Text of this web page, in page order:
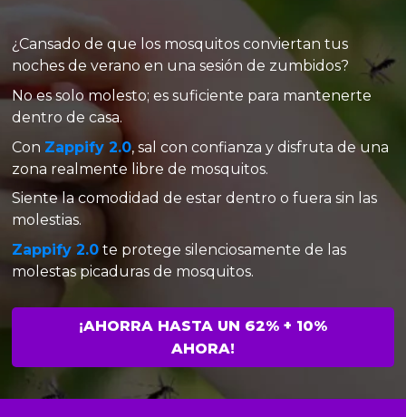
¿Cansado de que los mosquitos conviertan tus
noches de verano en una sesión de zumbidos?
No es solo molesto; es suficiente para mantenerte
dentro de casa.
Con Zappify 2.0, sal con confianza y disfruta de una
zona realmente libre de mosquitos.
Siente la comodidad de estar dentro o fuera sin las
molestias.
Zappify 2.0 te protege silenciosamente de las
molestas picaduras de mosquitos.
¡AHORRA HASTA UN 62% + 10%
AHORA!